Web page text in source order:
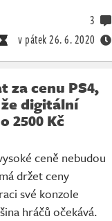
v pátek26. 6. 2020
3
za cenu PS4,
digitální
2500 Kč
ceně nebudou
držet ceny
své konzole
hráčů očekává.